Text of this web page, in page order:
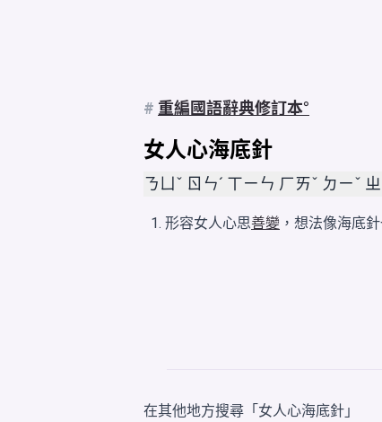
# 重編國語辭典修訂本
女人心海底針
ㄋㄩˇ ㄖㄣˊ ㄒㄧㄣ ㄏㄞˇ ㄉㄧˇ
形容女人心思善變 ，想法像海底
在其他地方搜尋「女人心海底針」